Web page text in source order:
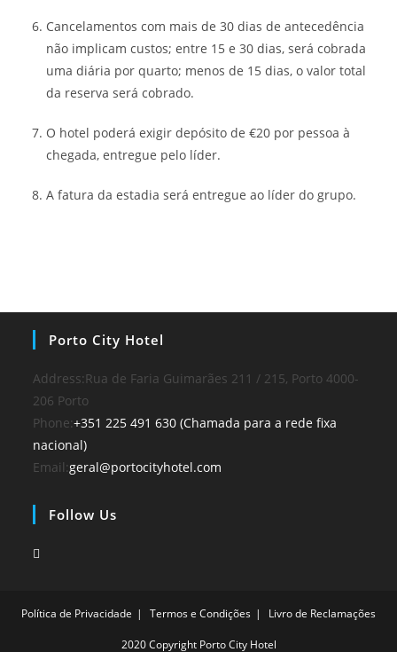
Cancelamentos com mais de 30 dias de antecedência
não implicam custos; entre 15 e 30 dias, será cobrada
uma diária por quarto; menos de 15 dias, o valor total
da reserva será cobrado.
O hotel poderá exigir depósito de €20 por pessoa à
chegada, entregue pelo líder.
A fatura da estadia será entregue ao líder do grupo.
Porto City Hotel
Address:Rua de Faria Guimarães 211 / 215, Porto 4000-
206 Porto
Phone:+351 225 491 630 (Chamada para a rede fixa
nacional)
Email:geral@portocityhotel.com
Follow Us
Política de Privacidade Termos e Condições Livro de Reclamações
2020 Copyright Porto City Hotel